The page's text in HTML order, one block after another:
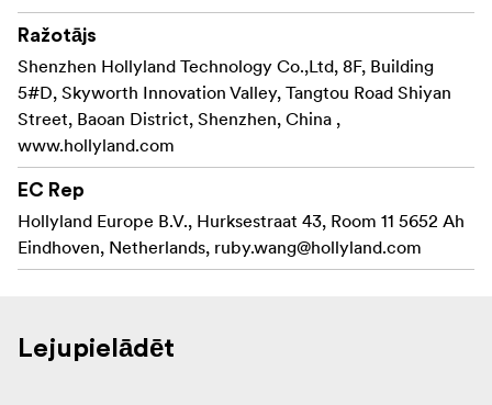
Ražotājs
Shenzhen Hollyland Technology Co.,Ltd, 8F, Building
5#D, Skyworth Innovation Valley, Tangtou Road Shiyan
Street, Baoan District, Shenzhen, China ,
www.hollyland.com
EC Rep
Hollyland Europe B.V., Hurksestraat 43, Room 11 5652 Ah
Eindhoven, Netherlands, ruby.wang@hollyland.com
Lejupielādēt